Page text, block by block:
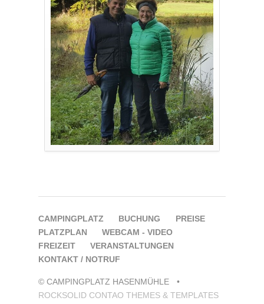
NAVIGATION
ÜBERSPRINGEN
CAMPINGPLATZ BUCHUNG
PREISE
PLATZPLAN
WEBCAM - VIDEO
FREIZEIT
VERANSTALTUNGEN
KONTAKT / NOTRUF
© CAMPINGPLATZ HASENMÜHLE
ROCKSOLID CONTAO THEMES & TEMPLATES